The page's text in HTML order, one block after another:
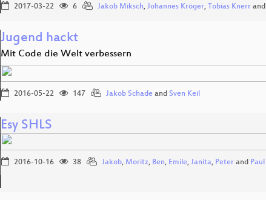
2017-03-22 6 Jakob Miksch, Johannes Kröger, Tobias Knerr and
Jugend hackt
Mit Code die Welt verbessern
2016-05-22 147 Jakob Schade and Sven Keil
Esy SHLS
2016-10-16 38 Jakob, Moritz, Ben, Emile, Janita, Peter and Paul